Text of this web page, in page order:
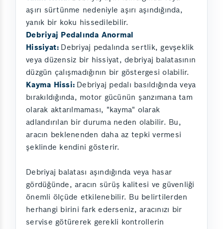
aşırı sürtünme nedeniyle aşırı aşındığında,
yanık bir koku hissedilebilir.
Debriyaj Pedalında Anormal
Hissiyat: Debriyaj pedalında sertlik, gevşeklik
veya düzensiz bir hissiyat, debriyaj balatasının
düzgün çalışmadığının bir göstergesi olabilir.
Kayma Hissi: Debriyaj pedalı basıldığında veya
bırakıldığında, motor gücünün şanzımana tam
olarak aktarılmaması, "kayma" olarak
adlandırılan bir duruma neden olabilir. Bu,
aracın beklenenden daha az tepki vermesi
şeklinde kendini gösterir.
Debriyaj balatası aşındığında veya hasar
gördüğünde, aracın sürüş kalitesi ve güvenliği
önemli ölçüde etkilenebilir. Bu belirtilerden
herhangi birini fark ederseniz, aracınızı bir
servise götürerek gerekli kontrollerin